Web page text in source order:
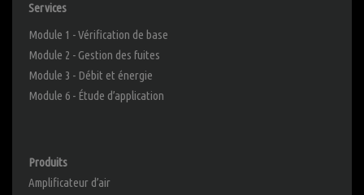
Services
Module 1 - Vérification de base
Module 2 - Gestion des fuites
Module 3 - Débit et énergie
Module 6 - Étude d’application
Produits
Amplificateur d’air